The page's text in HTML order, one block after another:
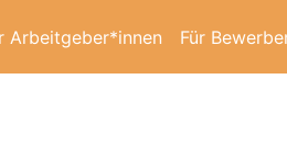
Arbeitgeber*innen Für